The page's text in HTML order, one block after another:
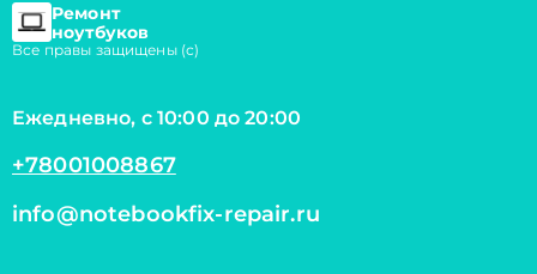
Ремонт
ноутбуков
Все правы защищены (с)
Ежедневно, с 10:00 до 20:00
+78001008867
info@notebookfix-repair.ru